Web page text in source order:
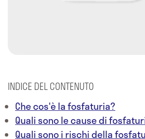
INDICE DEL CONTENUTO
Che cos'è la fosfaturia?
Quali sono le cause di
Quali sono i rischi della